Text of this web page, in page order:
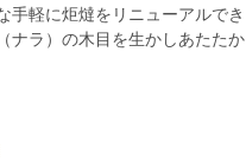
手軽に炬燵をリニューアルでき
ナラ）の木目を生かしあたたか